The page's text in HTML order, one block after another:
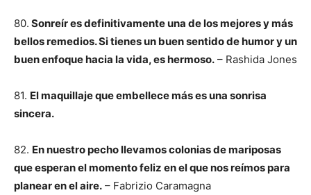
80. Sonreír es definitivamente una de los mejores y más
bellos remedios. Si tienes un buen sentido de humor y un
buen enfoque hacia la vida, es hermoso. – Rashida Jones
81. El maquillaje que embellece más es una sonrisa
sincera.
82. En nuestro pecho llevamos colonias de mariposas
que esperan el momento feliz en el que nos reímos para
planear en el aire. – Fabrizio Caramagna